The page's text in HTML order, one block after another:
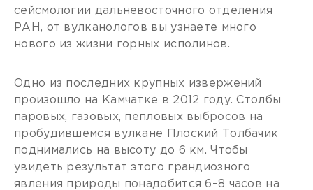
сейсмологии дальневосточного отделения
РАН, от вулканологов вы узнаете много
нового из жизни горных исполинов.
Одно из последних крупных извержений
произошло на Камчатке в 2012 году. Столбы
паровых, газовых, пепловых выбросов на
пробудившемся вулкане Плоский Толбачик
поднимались на высоту до 6 км. Чтобы
увидеть результат этого грандиозного
явления природы понадобится 6–8 часов на